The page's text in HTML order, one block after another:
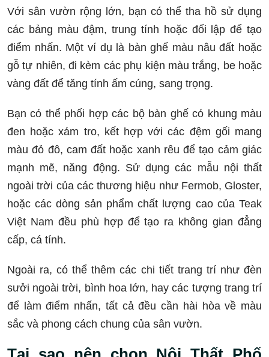
Với sân vườn rộng lớn, bạn có thể tha hồ sử dụng
các bảng màu đậm, trung tính hoặc đối lập để tạo
điểm nhấn. Một ví dụ là bàn ghế màu nâu đất hoặc
gỗ tự nhiên, đi kèm các phụ kiện màu trắng, be hoặc
vàng đất để tăng tính ấm cúng, sang trọng.
Bạn có thể phối hợp các bộ bàn ghế có khung màu
đen hoặc xám tro, kết hợp với các đệm gối mang
màu đỏ đô, cam đất hoặc xanh rêu để tạo cảm giác
mạnh mẽ, năng động. Sử dụng các mẫu nội thất
ngoài trời của các thương hiệu như Fermob, Gloster,
hoặc các dòng sản phẩm chất lượng cao của Teak
Việt Nam đều phù hợp để tạo ra không gian đẳng
cấp, cá tính.
Ngoài ra, có thể thêm các chi tiết trang trí như đèn
sưởi ngoài trời, bình hoa lớn, hay các tượng trang trí
để làm điểm nhấn, tất cả đều cần hài hòa về màu
sắc và phong cách chung của sân vườn.